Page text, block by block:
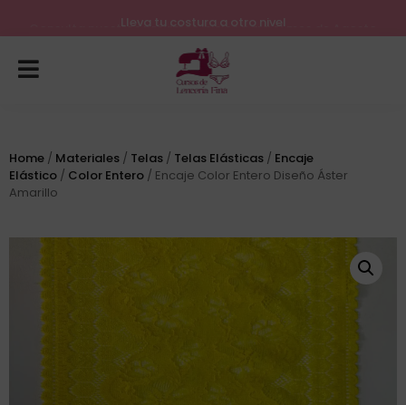
Consulta nuestros próximos inicios para el mes de Agosto
Lleva tu costura a otro nivel
Home / Materiales / Telas / Telas Elásticas / Encaje
Elástico / Color Entero / Encaje Color Entero Diseño Áster
Amarillo